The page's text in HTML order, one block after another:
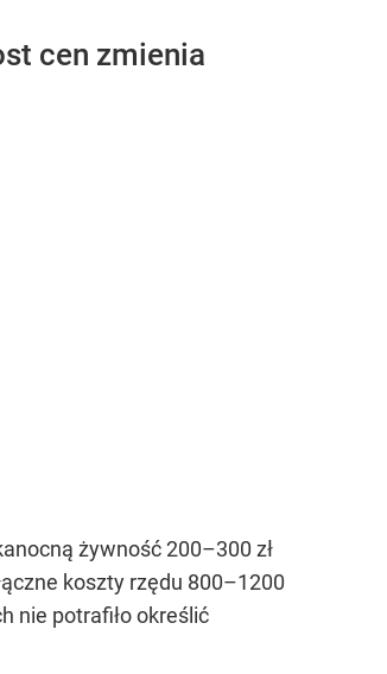
cen zmienia
żywność 200–300 zł
koszty rzędu 800–1200
nie potrafiło określić